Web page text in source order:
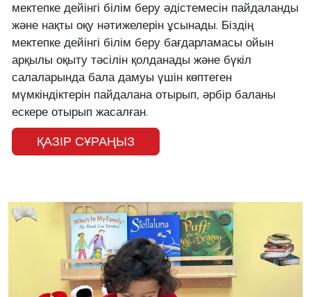
мектепке дейінгі білім беру әдістемесін пайдаланды
және нақты оқу нәтижелерін ұсынады. Біздің
мектепке дейінгі білім беру бағдарламасы ойын
арқылы оқыту тәсілін қолданады және бүкіл
салаларында бала дамуы үшін көптеген
мүмкіндіктерін пайдалана отырып, әрбір баланы
ескере отырып жасалған.
ҚАЗІР СҰРАҢЫЗ